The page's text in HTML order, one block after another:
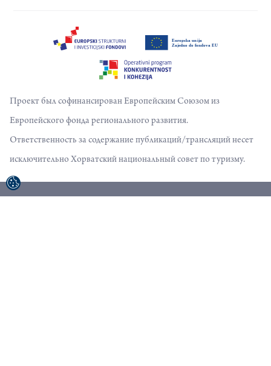
Проект был софинансирован Европейским Союзом из
Европейского фонда регионального развития.
Ответственность за содержание публикаций/трансляций несет
исключительно Хорватский национальный совет по туризму.